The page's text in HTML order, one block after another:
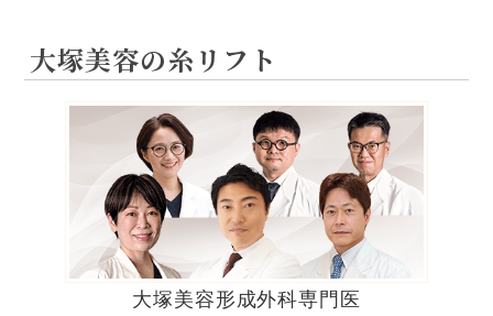
大塚美容の糸リフト
大塚美容形成外科専門医